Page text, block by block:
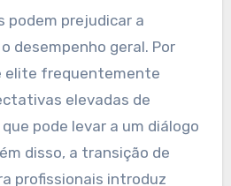
diálogo
desafios únicos ao
incluindo pressão
do fracasso e dúvida.
podem prejudicar a